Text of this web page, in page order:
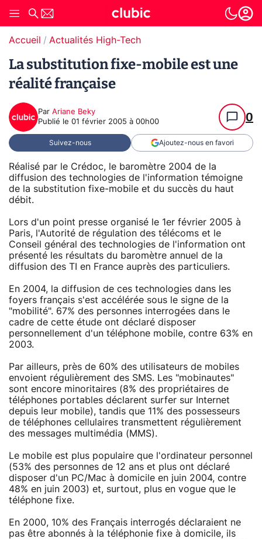
Accueil Actualités High-Tech
La substitution fixe-mobile est une
réalité française
Par Ariane Beky
Publié le 01 février 2005 à 00h00 0
Suivez-nous Ajoutez-nous en favori
Réalisé par le Crédoc, le baromètre 2004 de la
diffusion des technologies de l'information témoigne
de la substitution fixe-mobile et du succès du haut
débit.
Lors d'un point presse organisé le 1er février 2005 à
Paris, l'Autorité de régulation des télécoms et le
Conseil général des technologies de l'information ont
présenté les résultats du baromètre annuel de la
diffusion des TI en France auprès des particuliers.
En 2004, la diffusion de ces technologies dans les
foyers français s'est accélérée sous le signe de la
"mobilité". 67% des personnes interrogées dans le
cadre de cette étude ont déclaré disposer
personnellement d'un téléphone mobile, contre 63% en
2003.
Par ailleurs, près de 60% des utilisateurs de mobiles
envoient régulièrement des SMS. Les "mobinautes"
sont encore minoritaires (8% des propriétaires de
téléphones portables déclarent surfer sur Internet
depuis leur mobile), tandis que 11% des possesseurs
de téléphones cellulaires transmettent régulièrement
des messages multimédia (MMS).
Le mobile est plus populaire que l'ordinateur personnel
(53% des personnes de 12 ans et plus ont déclaré
disposer d'un PC/Mac à domicile en juin 2004, contre
48% en juin 2003) et, surtout, plus en vogue que le
téléphone fixe.
En 2000, 10% des Français interrogés déclaraient ne
pas être abonnés à la téléphonie fixe à domicile, ils